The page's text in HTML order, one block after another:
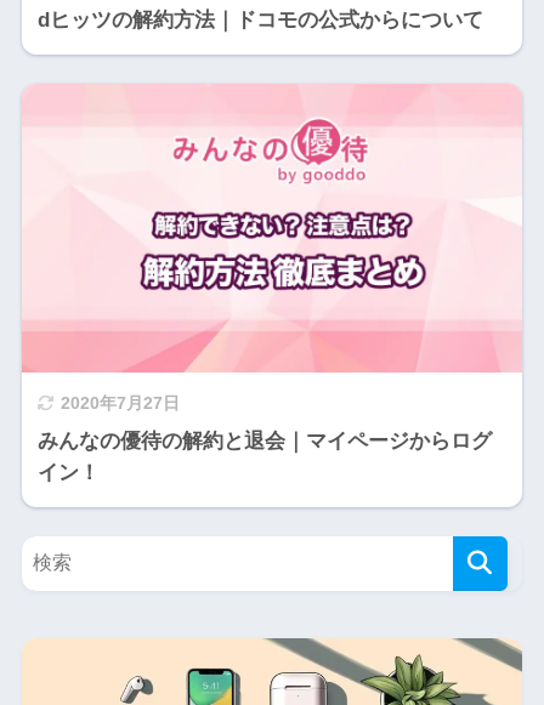
dヒッツの解約方法｜ドコモの公式からについて
2020年7月27日
みんなの優待の解約と退会｜マイページからログ
イン！